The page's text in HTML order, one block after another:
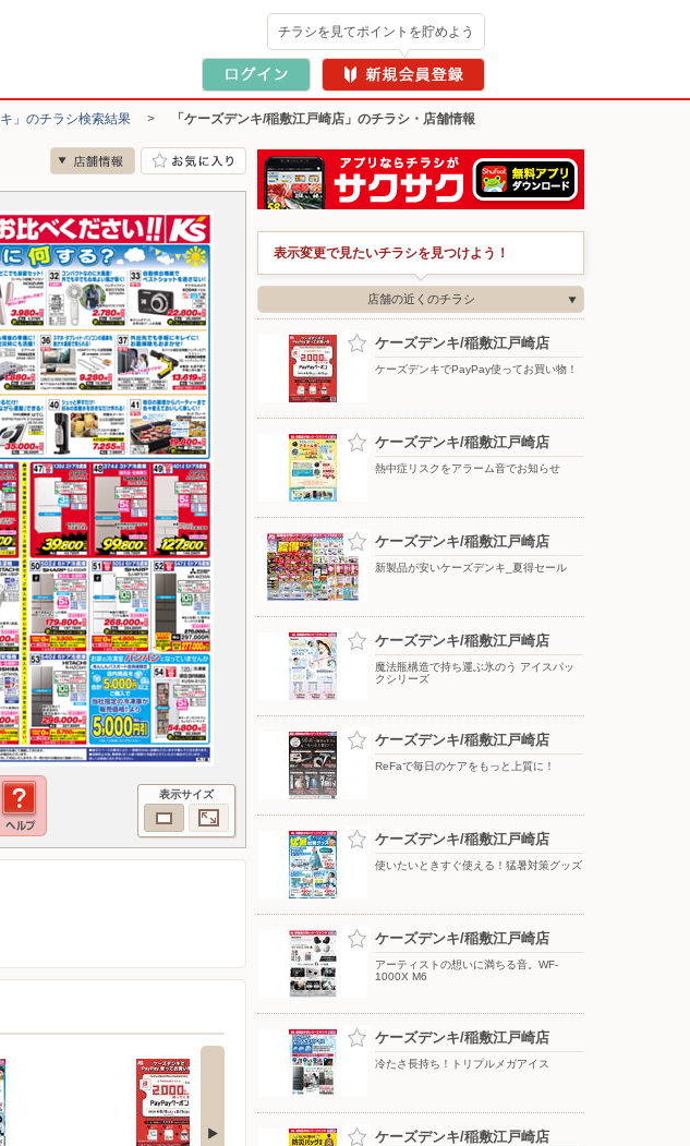
チラシを見てポイントを貯めよう
キ」のチラシ検索結果 > 「ケーズデンキ/稲敷江戸崎店」のチラシ・店舗情報
表示サイズ
表示変更で見たいチラシを見つけよう！
店舗の近くのチラシ
ケーズデンキ/稲敷江戸崎店
ケーズデンキでPayPay使ってお買い物！
ケーズデンキ/稲敷江戸崎店
熱中症リスクをアラーム音でお知らせ
ケーズデンキ/稲敷江戸崎店
新製品が安いケーズデンキ_夏得セール
ケーズデンキ/稲敷江戸崎店
魔法瓶構造で持ち運ぶ氷のう アイスパッ
クシリーズ
ケーズデンキ/稲敷江戸崎店
ReFaで毎日のケアをもっと上質に！
ケーズデンキ/稲敷江戸崎店
使いたいときすぐ使える！猛暑対策グッズ
ケーズデンキ/稲敷江戸崎店
アーティストの想いに満ちる音。WF-
1000X M6
ケーズデンキ/稲敷江戸崎店
冷たさ長持ち！トリプルメガアイス
ケーズデンキ/稲敷江戸崎店